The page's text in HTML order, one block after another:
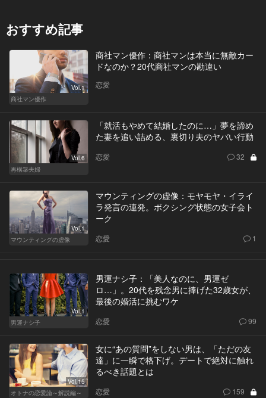
おすすめ記事
Vol.1
商社マン優作
商社マン優作：商社マンは本当に無敵カー
ドなのか？20代商社マンの勘違い
恋愛
Vol.6
再構築夫婦
「就活もやめて結婚したのに…」夢を諦め
た妻を追い詰める、裏切り夫のヤバい行動
恋愛 32
Vol.1
マウンティングの虚像
マウンティングの虚像：モヤモヤ・イライ
ラ発言の連発。ボクシング状態の女子会ト
ーク
恋愛 1
Vol.1
男運ナシ子
男運ナシ子：「美人なのに、男運ゼ
ロ…」。20代を残念男に捧げた32歳女が、
最後の婚活に挑むワケ
恋愛 99
Vol.15
オトナの恋愛論～解説編～
女に“あの質問”をしない男は、「ただの友
達」に一瞬で格下げ。デートで絶対に触れ
るべき話題とは
恋愛 159